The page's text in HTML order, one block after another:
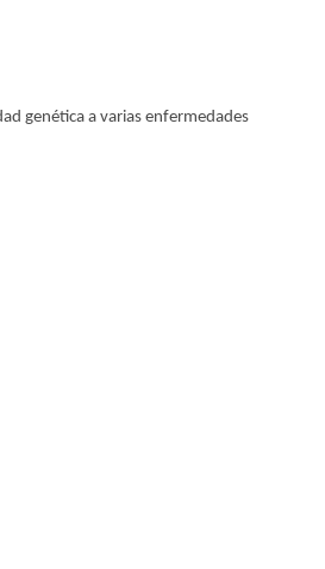
genética a varias enfermedades